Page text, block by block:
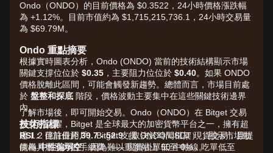
Ondo（ONDO）的目前價格為 $0.3522，24小時價格漲跌幅
為 +1.12%。目前市值約為 $1,715,215,736.1，24小時交易量
為 $69.79M。
Ondo 重點摘要
根據實時圖表分析，Ondo (ONDO) 當前的技術結構顯示市場
關鍵支撐位位於 $0.35 ，主要阻力位位於 $0.40。如果 ONDO
價格脫離此區間，可能會觸發新趨勢。總體而言，市場目前處
於 盤整和探底 階段，價格波動主要集中在這些關鍵技術邊界
內。
技術指標
RSI： 目前位於39.7 - 52.9（取決於時間框架），顯示市場動
能為中性偏弱空，因為難以重新站上 50 中軸線。
了解市場後，即可開始交易。Ondo（ONDO）在 Bitget 交易
所交易活躍，Bitget 是全球最大的加密貨幣平台之一，擁有超
過 1.2 億註冊用戶。Bitget 支援 ONDO/USDT 現貨交易，且提
供極具競爭力的手續費 —— 現貨掛單低至 0%，吃單低至